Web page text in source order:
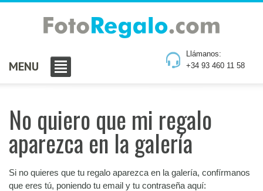
Llámanos:
+34 93 460 11 58
MENU
No quiero que mi regalo
aparezca en la galería
Si no quieres que tu regalo aparezca en la galería, confírmanos
que eres tú, poniendo tu email y tu contraseña aquí: